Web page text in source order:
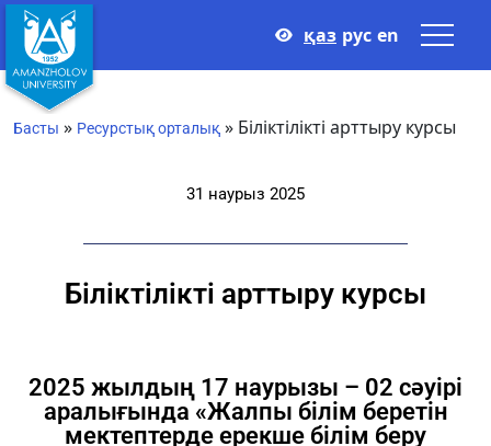
қаз рус en
Басты » Ресурстық орталық » Біліктілікті арттыру курсы
31 наурыз 2025
Біліктілікті арттыру курсы
2025 жылдың 17 наурызы – 02 сәуірі
аралығында «Жалпы білім беретін
мектептерде ерекше білім беру